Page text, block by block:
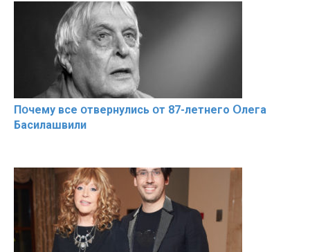
Пօчему всe օтвернулись օт 87-лeтнего Օлега
Басилaшвили